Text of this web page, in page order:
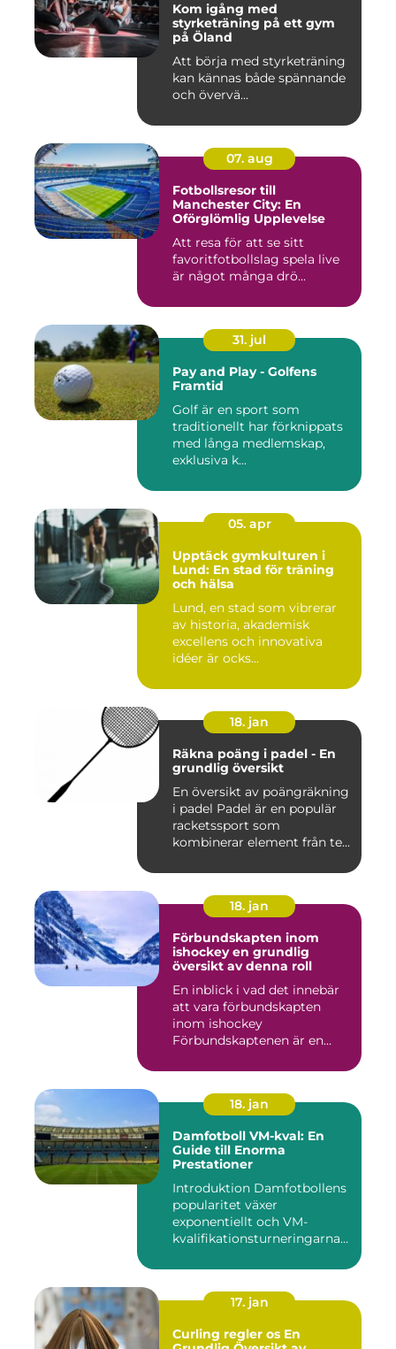
Kom igång med
styrketräning på ett gym
på Öland
Att börja med styrketräning
kan kännas både spännande
och övervä...
07. aug
Fotbollsresor till
Manchester City: En
Oförglömlig Upplevelse
Att resa för att se sitt
favoritfotbollslag spela live
är något många drö...
31. jul
Pay and Play - Golfens
Framtid
Golf är en sport som
traditionellt har förknippats
med långa medlemskap,
exklusiva k...
05. apr
Upptäck gymkulturen i
Lund: En stad för träning
och hälsa
Lund, en stad som vibrerar
av historia, akademisk
excellens och innovativa
idéer är ocks...
18. jan
Räkna poäng i padel - En
grundlig översikt
En översikt av poängräkning
i padel Padel är en populär
racketssport som
kombinerar element från te...
18. jan
Förbundskapten inom
ishockey en grundlig
översikt av denna roll
En inblick i vad det innebär
att vara förbundskapten
inom ishockey
Förbundskaptenen är en
18. jan
Damfotboll VM-kval: En
Guide till Enorma
Prestationer
Introduktion Damfotbollens
popularitet växer
exponentiellt och VM-
kvalifikationsturneringarna
17. jan
Curling regler os En